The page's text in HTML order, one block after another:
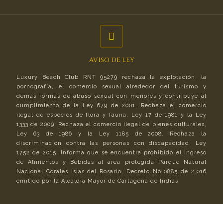
AVISO DE LEY
Luxury Beach Club RNT 95279 rechaza la explotación, la
pornografía, el comercio sexual alrededor del turismo y
demás formas de abuso sexual con menores y contribuye al
cumplimiento de la Ley 679 de 2001. Rechaza el comercio
ilegal de especies de flora y fauna, Ley 17 de 1981 y la Ley
1333 de 2009. Rechaza el comercio ilegal de bienes culturales,
Ley 63 de 1986 y la Ley 1185 de 2008. Rechaza la
discriminación contra las personas con discapacidad, Ley
1752 de 2015. Informa que se encuentra prohibido el ingreso
de Alimentos y Bebidas al área protegida Parque Natural
Nacional Corales Islas del Rosario, Decreto No 0885 de 2.016
emitido por la Alcaldía Mayor de Cartagena de Indias.